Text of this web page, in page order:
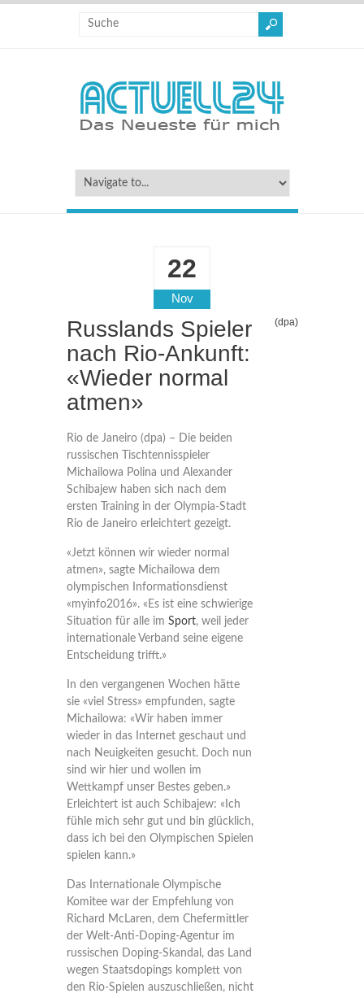
22
Nov
Russlands Spieler
nach Rio-Ankunft:
«Wieder normal
atmen»
(dpa)
Rio de Janeiro (dpa) – Die beiden
russischen Tischtennisspieler
Michailowa Polina und Alexander
Schibajew haben sich nach dem
ersten Training in der Olympia-Stadt
Rio de Janeiro erleichtert gezeigt.
«Jetzt können wir wieder normal
atmen», sagte Michailowa dem
olympischen Informationsdienst
«myinfo2016». «Es ist eine schwierige
Situation für alle im Sport, weil jeder
internationale Verband seine eigene
Entscheidung trifft.»
In den vergangenen Wochen hätte
sie «viel Stress» empfunden, sagte
Michailowa: «Wir haben immer
wieder in das Internet geschaut und
nach Neuigkeiten gesucht. Doch nun
sind wir hier und wollen im
Wettkampf unser Bestes geben.»
Erleichtert ist auch Schibajew: «Ich
fühle mich sehr gut und bin glücklich,
dass ich bei den Olympischen Spielen
spielen kann.»
Das Internationale Olympische
Komitee war der Empfehlung von
Richard McLaren, dem Chefermittler
der Welt-Anti-Doping-Agentur im
russischen Doping-Skandal, das Land
wegen Staatsdopings komplett von
den Rio-Spielen auszuschließen, nicht